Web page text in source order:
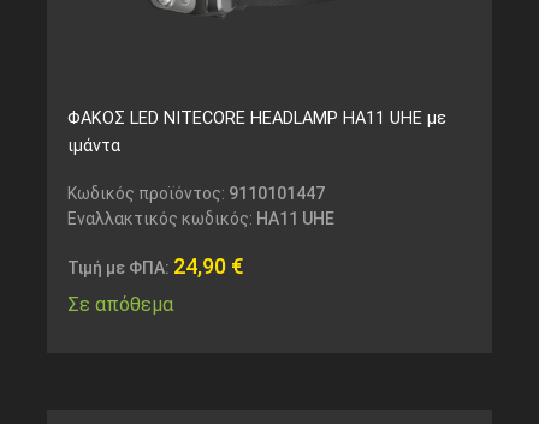
ΦΑΚΟΣ LED NITECORE HEADLAMP HA11 UHE με
ιμάντα
Κωδικός προϊόντος: 9110101447
Εναλλακτικός κωδικός: HA11 UHE
Τιμή με ΦΠΑ: 24,90 €
Σε απόθεμα